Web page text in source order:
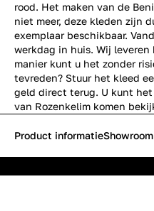
rood. Het maken van de
niet meer, deze kleden zijn
exemplaar beschikbaar.
werkdag in huis. Wij
manier kunt u het zonder
tevreden? Stuur het kleed
geld direct terug. U kunt
van Rozenkelim komen
Product informatieShowroom